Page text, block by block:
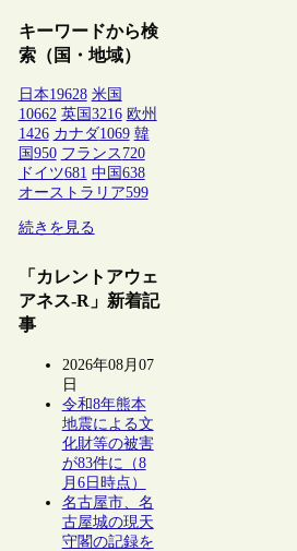
キーワードから検
索（国・地域）
日本19628 米国
10662 英国 3216 欧州
1426 カナダ1069 韓
国 950 フランス 720
ドイツ681 中国 638
オーストラリア599
続きを見る
「カレントアウェ
アネス-R」新着記
事
2026年08月07
日
令和8年熊本
地震による文
化財等の被害
が83件に（8
月6日時点）
名古屋市、名
古屋城の現天
守閣の記録を